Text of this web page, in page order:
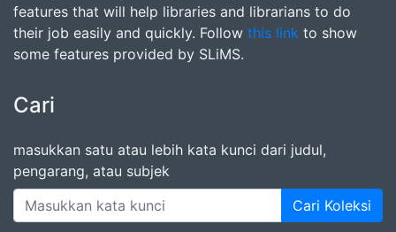
features that will help libraries and librarians to do
their job easily and quickly. Follow this link to show
some features provided by SLiMS.
Cari
masukkan satu atau lebih kata kunci dari judul,
pengarang, atau subjek
Cari Koleksi